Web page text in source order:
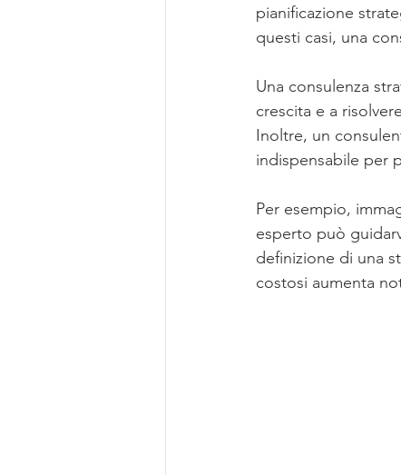
pianificazione
questi casi, una
Una consulenza
crescita e a
Inoltre, un
indispensabile per
Per esempio,
esperto può
definizione di una
costosi aumenta